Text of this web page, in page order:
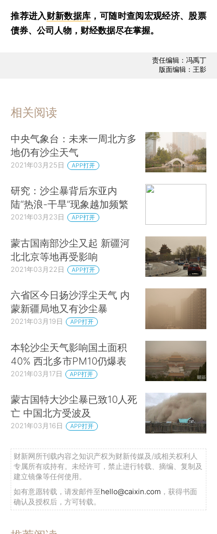
推荐进入财新数据库 ，可随时查阅宏观经济、股票
债券、公司人物，财经数据尽在掌握。
责任编辑：冯禹丁
版面编辑：王影
相关阅读
中央气象台：未来一周北方多
地仍有沙尘天气
2021年03月25日 APP打开
研究：沙尘暴背后东亚内
陆“热浪-干旱”现象越加频繁
2021年03月23日 APP打开
蒙古国南部沙尘又起 新疆河
北北京等地再受影响
2021年03月22日 APP打开
六省区今日扬沙浮尘天气 内
蒙新疆局地又有沙尘暴
2021年03月19日 APP打开
本轮沙尘天气影响国土面积
40% 西北多市PM10仍爆表
2021年03月17日 APP打开
蒙古国特大沙尘暴已致10人死
亡 中国北方受波及
2021年03月16日 APP打开
财新网所刊载内容之知识产权为财新传媒及/或相关权利人
专属所有或持有。未经许可，禁止进行转载、摘编、复制及
建立镜像等任何使用。
如有意愿转载，请发邮件至hello@caixin.com ，获得书面
确认及授权后，方可转载。